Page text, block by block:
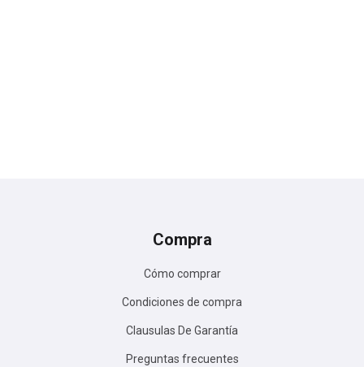
Compra
Cómo comprar
Condiciones de compra
Clausulas De Garantía
Preguntas frecuentes